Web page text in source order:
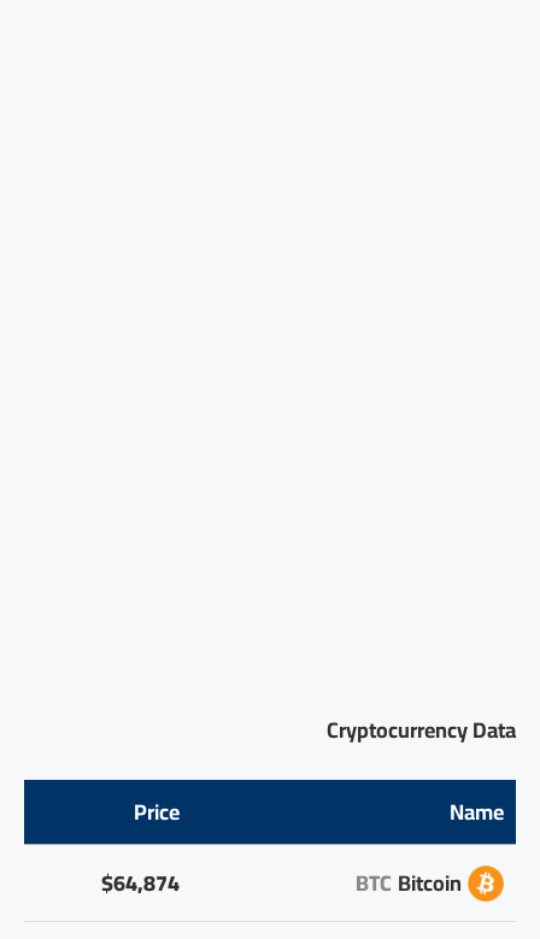
Cryptocurrency Data
Name
Price
Bitcoin
BTC
$64,874